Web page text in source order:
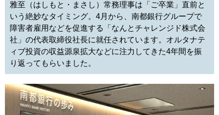
雅至（はしもと・まさし）常務理事は「ご卒業」直前と
いう絶妙なタイミング。4月から、南都銀行グループで
障害者雇用などを促進する「なんとチャレンジド株式会
社」の代表取締役社長に就任されています。オルタナテ
ィブ投資の収益源泉拡大などに注力してきた4年間を振
り返ってもらいました。